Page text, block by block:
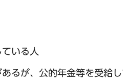
いる人
るが、公的年金等を受給